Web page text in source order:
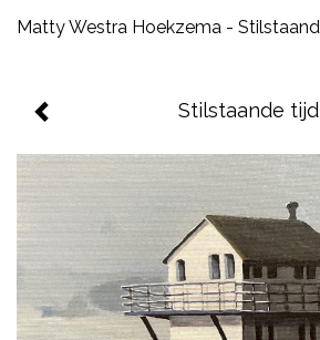
Stilstaande tijd